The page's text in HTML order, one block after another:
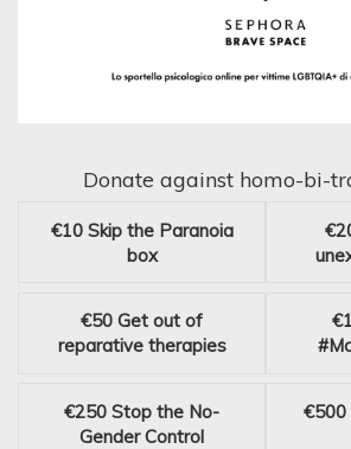
Donate against homo-bi-
€10 Skip the Paranoia
box
€50 Get out of
reparative therapies
€250 Stop the No-
Gender Control
€500